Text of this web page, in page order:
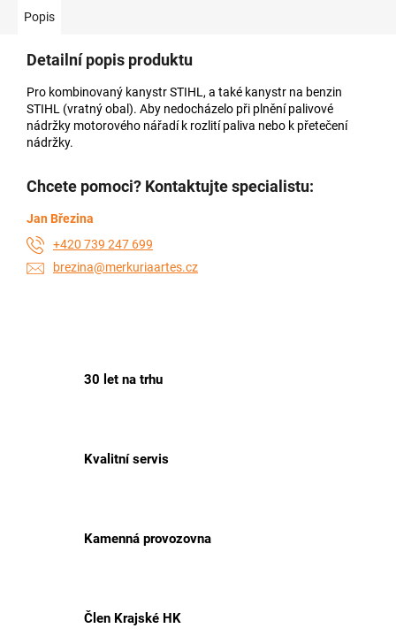
30 let na trhu
Kvalitní servis
Kamenná provozovna
Člen Krajské HK
Popis
Detailní popis produktu
Pro kombinovaný kanystr STIHL, a také kanystr na benzin
STIHL (vratný obal). Aby nedocházelo při plnění palivové
nádržky motorového nářadí k rozlití paliva nebo k přetečení
nádržky.
Chcete pomoci? Kontaktujte specialistu:
Jan Březina
+420 739 247 699
brezina@merkuriaartes.cz